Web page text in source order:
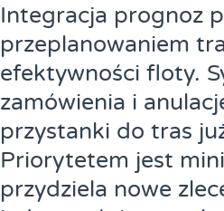
Integracja prognoz
przeplanowaniem
efektywności floty.
zamówienia i
przystanki do tras
Priorytetem jest
przydziela nowe